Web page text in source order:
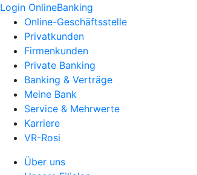
Login OnlineBanking
Online-Geschäftsstelle
Privatkunden
Firmenkunden
Private Banking
Banking & Verträge
Meine Bank
Service & Mehrwerte
Karriere
VR-Rosi
Über uns